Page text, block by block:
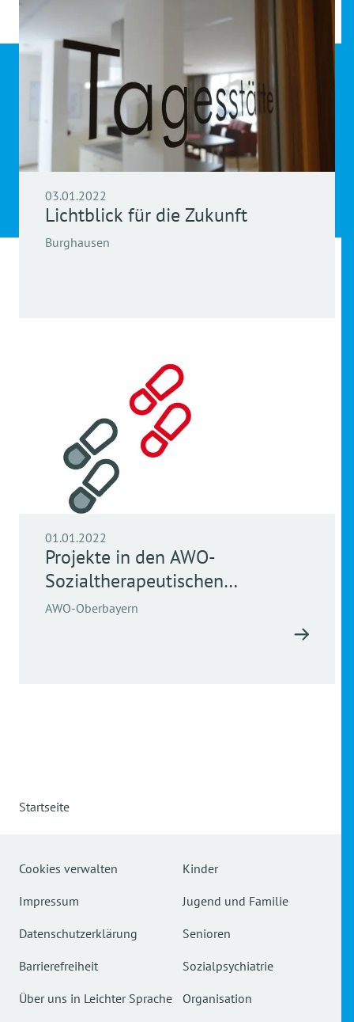
03.01.2022
Lichtblick für die Zukunft
Burghausen
01.01.2022
Projekte in den AWO-
Sozialtherapeutischen
Einrichtungen
AWO-Oberbayern
Startseite
Cookies verwalten
Impressum
Datenschutzerklärung
Barrierefreiheit
Über uns in Leichter Sprache
Kinder
Jugend und Familie
Senioren
Sozialpsychiatrie
Organisation